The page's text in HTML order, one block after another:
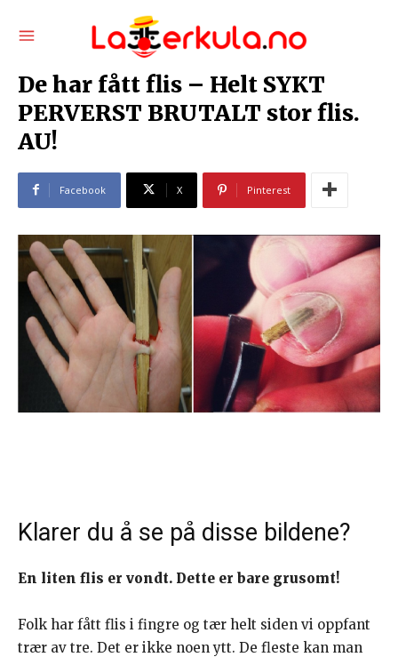
De har fått flis – Helt SYKT
PERVERST BRUTALT stor flis.
AU!
Facebook X Pinterest
Klarer du å se på disse bildene?
En liten flis er vondt. Dette er bare grusomt!
Folk har fått flis i fingre og tær helt siden vi oppfant
trær av tre. Det er ikke noen ytt. De fleste kan man